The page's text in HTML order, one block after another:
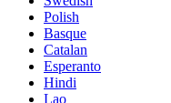
Polish
Basque
Catalan
Esperanto
Hindi
Lao